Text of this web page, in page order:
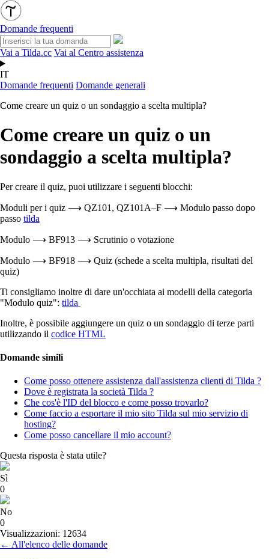
Domande frequenti
Vai a Tilda.cc Vai al Centro assistenza
IT
Domande frequenti Domande generali
Come creare un quiz o un sondaggio a scelta multipla?
Come creare un quiz o un
sondaggio a scelta multipla?
Per creare il quiz, puoi utilizzare i seguenti blocchi:
Moduli per i quiz ⟶ QZ101, QZ101A–F ⟶ Modulo passo dopo
passo tilda
Modulo ⟶ BF913 ⟶ Scrutinio o votazione
Modulo ⟶ BF918 ⟶ Quiz (schede a scelta multipla, risultati del
quiz)
Ti consigliamo inoltre di dare un'occhiata ai modelli della categoria
"Modulo quiz": tilda
Inoltre, è possibile aggiungere un quiz o un sondaggio di terze parti
utilizzando il codice HTML
Domande simili
Come posso ottenere assistenza dall'assistenza clienti di Tilda ?
Dove è registrata la società Tilda ?
Che cos'è l'ID del blocco e come posso trovarlo?
Come faccio a esportare il mio sito Tilda sul mio servizio di
hosting?
Come posso cancellare il mio account?
Questa risposta è stata utile?
Sì
0
No
0
Visualizzazioni: 12634
← All'elenco delle domande